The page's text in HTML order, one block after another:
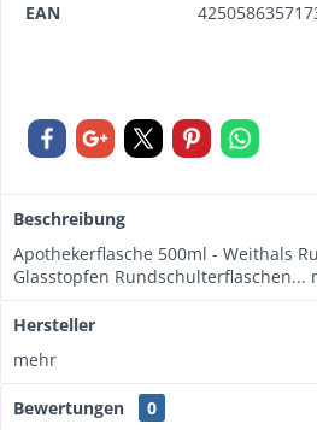
EAN
Beschreibung
Apothekerflasche 500ml - Weithals
Glasstopfen Rundschulterflaschen...
Hersteller
mehr
Bewertungen
0